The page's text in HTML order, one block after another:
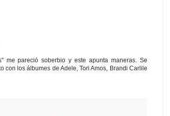
me pareció soberbio y este apunta maneras. Se
con los álbumes de Adele, Tori Amos, Brandi Carlile